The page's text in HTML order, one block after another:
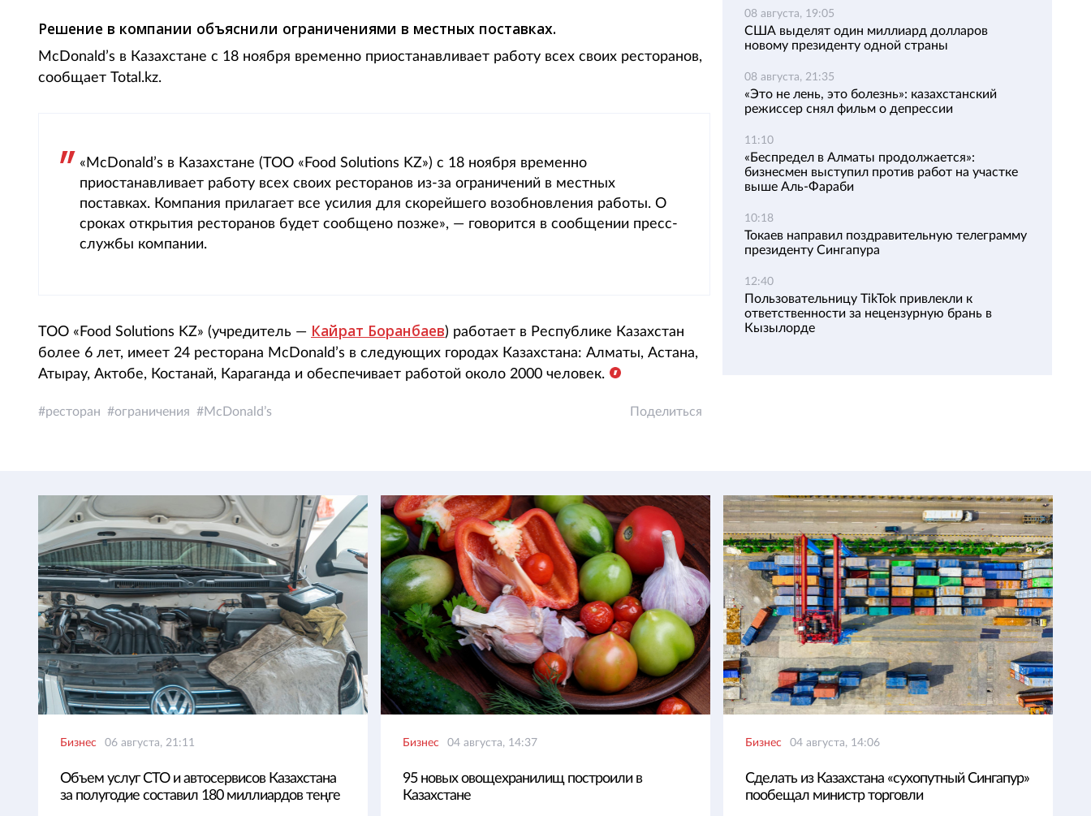
Решение в компании объяснили ограничениями в местных поставках.
McDonald’s в Казахстане с 18 ноября временно приостанавливает работу всех своих ресторанов,
сообщает Total.kz.
«McDonald’s в Казахстане (ТОО «Food Solutions KZ») с 18 ноября временно
приостанавливает работу всех своих ресторанов из-за ограничений в местных
поставках. Компания прилагает все усилия для скорейшего возобновления работы. О
сроках открытия ресторанов будет сообщено позже», — говорится в сообщении пресс-
службы компании.
ТОО «Food Solutions KZ» (учредитель — Кайрат Боранбаев) работает в Республике Казахстан
более 6 лет, имеет 24 ресторана McDonald’s в следующих городах Казахстана: Алматы, Астана,
Атырау, Актобе, Костанай, Караганда и обеспечивает работой около 2000 человек.
ресторан ограничения McDonald’s Поделиться
08 августа, 19:05
США выделят один миллиард долларов
новому президенту одной страны
08 августа, 21:35
«Это не лень, это болезнь»: казахстанский
режиссер снял фильм о депрессии
11:10
«Беспредел в Алматы продолжается»:
бизнесмен выступил против работ на участке
выше Аль-Фараби
10:18
Токаев направил поздравительную телеграмму
президенту Сингапура
12:40
Пользовательницу TikTok привлекли к
ответственности за нецензурную брань в
Кызылорде
Бизнес 06 августа, 21:11
Объем услуг СТО и автосервисов Казахстана
за полугодие составил 180 миллиардов теңге
Бизнес 04 августа, 14:37
95 новых овощехранилищ построили в
Казахстане
Бизнес 04 августа, 14:06
Сделать из Казахстана «сухопутный Сингапур»
пообещал министр торговли